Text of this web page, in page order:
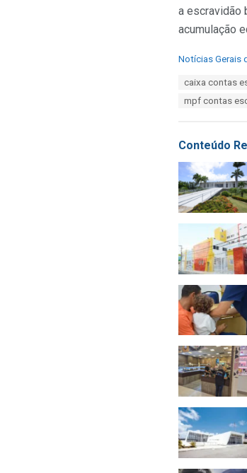
a escravidão
acumulação
C
i
e
:
Notícias Gerais
caixa contas
mpf contas
Conteúdo